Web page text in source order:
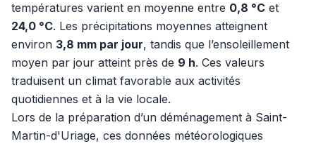
températures varient en moyenne entre 0,8 °C et
24,0 °C. Les précipitations moyennes atteignent
environ 3,8 mm par jour, tandis que l’ensoleillement
moyen par jour atteint près de 9 h. Ces valeurs
traduisent un climat favorable aux activités
quotidiennes et à la vie locale.
Lors de la préparation d’un déménagement à Saint-
Martin-d'Uriage, ces données météorologiques